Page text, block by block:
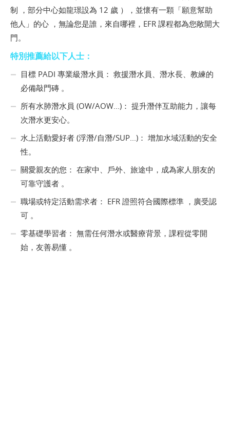
制 ，部分中心如龍璟設為 12 歲 ），並懷有一顆「願意幫助
他人」的心 ，無論您是誰，來自哪裡，EFR 課程都為您敞開大
門。
特別推薦給以下人士：
目標 PADI 專業級潛水員： 救援潛水員、潛水長、教練的
必備敲門磚 。
所有水肺潛水員 (OW/AOW...)： 提升潛伴互助能力，讓每
次潛水更安心。
水上活動愛好者 (浮潛/自潛/SUP...)： 增加水域活動的安全
性。
關愛親友的您： 在家中、戶外、旅途中，成為家人朋友的
可靠守護者 。
職場或特定活動需求者： EFR 證照符合國際標準 ，廣受認
可 。
零基礎學習者： 無需任何潛水或醫療背景，課程從零開
始，友善易懂 。